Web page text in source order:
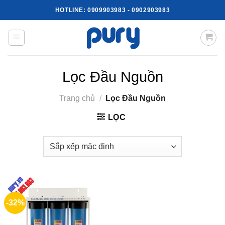
to
content
HOTLINE:0909903983 -0902903983
Lọc Đầu Nguồn
Trang chủ / Lọc Đầu Nguồn
LỌC
-32%